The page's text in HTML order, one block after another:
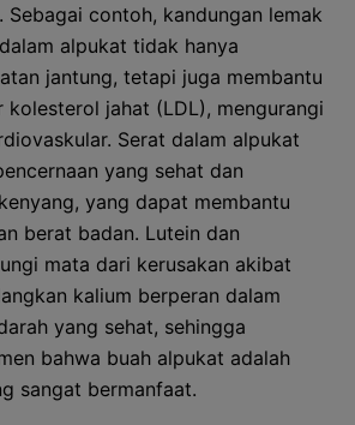
Sebagai contoh, kandungan lemak
alpukat tidak hanya
jantung, tetapi juga membantu
kolesterol jahat (LDL), mengurangi
Serat dalam alpukat
yang sehat dan
yang dapat membantu
berat badan. Lutein dan
mata dari kerusakan akibat
kalium berperan dalam
yang sehat, sehingga
bahwa buah alpukat adalah
sangat bermanfaat.